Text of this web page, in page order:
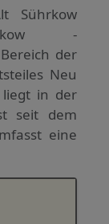
Sührkow
-
der
Neu
liegt in der
seit dem
eine